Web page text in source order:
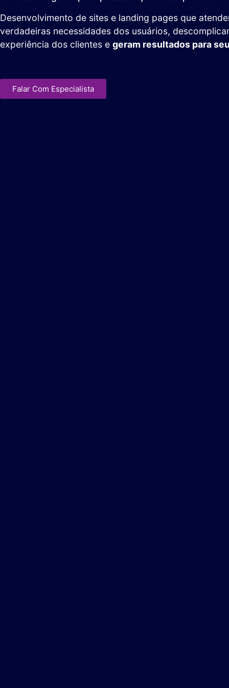
Desenvolvimento de sites e landing pages que
verdadeiras necessidades dos usuários,
experiência dos clientes e geram resultados para
Falar Com Especialista